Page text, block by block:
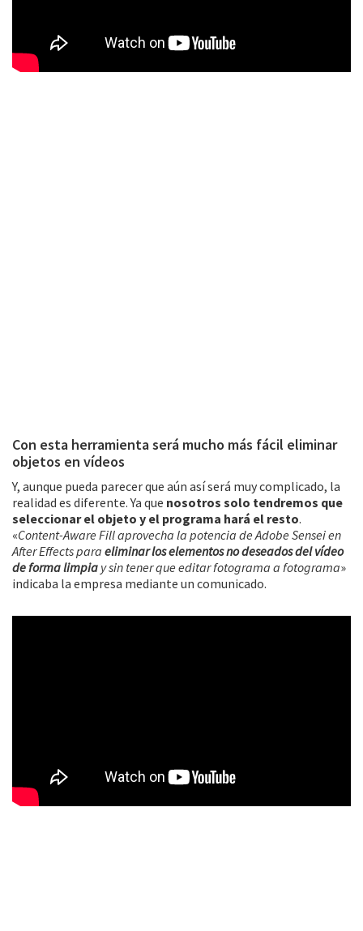
Con esta herramienta será mucho más fácil eliminar
objetos en vídeos
Y, aunque pueda parecer que aún así será muy complicado, la
realidad es diferente. Ya que nosotros solo tendremos que
seleccionar el objeto y el programa hará el resto.
«Content-Aware Fill aprovecha la potencia de Adobe Sensei en
After Effects para eliminar los elementos no deseados del vídeo
de forma limpia y sin tener que editar fotograma a fotograma»
indicaba la empresa mediante un comunicado.